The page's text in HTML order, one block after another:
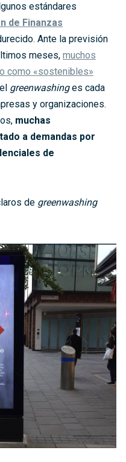
estándares
de Finanzas
Ante la previsión
meses, muchos
como «sostenibles»
greenwashinges cada
y organizaciones.
muchas
a demandas por
de
de greenwashing